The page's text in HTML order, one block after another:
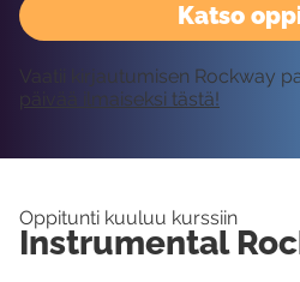
Katso
Vaatii kirjautumisen Rockway
päivää ilmaiseksi tästä!
Oppitunti kuuluu kurssiin
Instrumental